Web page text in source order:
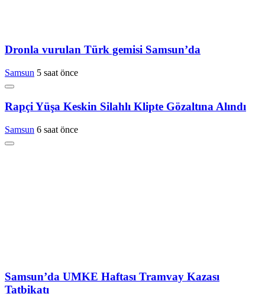
Dronla vurulan Türk gemisi Samsun’da
Samsun 5 saat önce
Rapçi Yüşa Keskin Silahlı Klipte Gözaltına Alındı
Samsun 6 saat önce
Samsun’da UMKE Haftası Tramvay Kazası
Tatbikatı